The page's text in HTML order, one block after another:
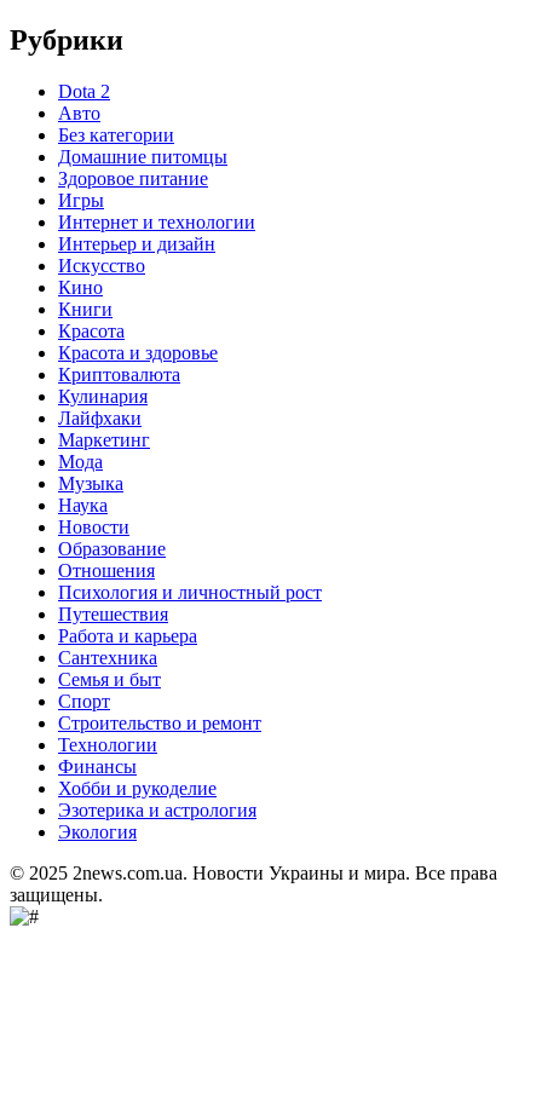
Рубрики
Dota 2
Авто
Без категории
Домашние питомцы
Здоровое питание
Игры
Интернет и технологии
Интерьер и дизайн
Искусство
Кино
Книги
Красота
Красота и здоровье
Криптовалюта
Кулинария
Лайфхаки
Маркетинг
Мода
Музыка
Наука
Новости
Образование
Отношения
Психология и личностный рост
Путешествия
Работа и карьера
Сантехника
Семья и быт
Спорт
Строительство и ремонт
Технологии
Финансы
Хобби и рукоделие
Эзотерика и астрология
Экология
© 2025 2news.com.ua. Новости Украины и мира. Все права
защищены.